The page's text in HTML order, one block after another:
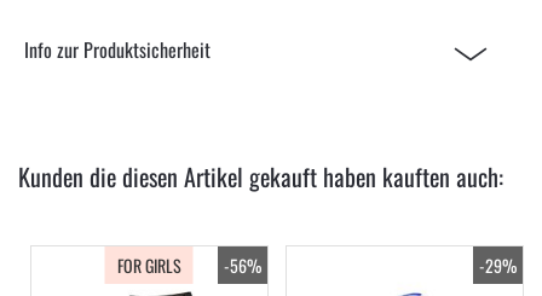
Info zur Produktsicherheit
Kunden die diesen Artikel gekauft haben kauften auch:
-56%
FOR GIRLS -29%